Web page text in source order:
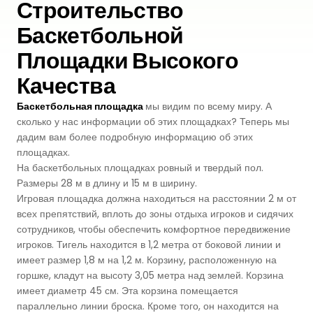
Легкоатлетические Дорожки
Падельные Корты
Падельн Клубы
Падбол Корты
Корт для Пиклбола
Теннисные Корты
Сквош Корты
Стальные Трибуны
Premium
Monoturf
PowerGrass
DuoGrass
Без Заполнителя
Падел Турф
Теннисная Трава
Гольфовая Трава
Гибридная Трава
Система Напылительного Покрытия
Полное ПУ покрытие
ПУ Покрытие
Спортивный Паркет
Спортивный ПВХ
Акриловое Покрытие
Модульное Резиновое Покрытие
СБР
Дренированный Шокпад
ПЭ Шокпад
Кварцевый Песок
Строительство
Баскетбольной
Площадки Высокого
Качества
Баскетбольная площадка мы видим по всему миру. А
сколько у нас информации об этих площадках? Теперь мы
дадим вам более подробную информацию об этих
площадках.
На баскетбольных площадках ровный и твердый пол.
Размеры 28 м в длину и 15 м в ширину.
Игровая площадка должна находиться на расстоянии 2 м от
всех препятствий, вплоть до зоны отдыха игроков и сидячих
сотрудников, чтобы обеспечить комфортное передвижение
игроков. Тигель находится в 1,2 метра от боковой линии и
имеет размер 1,8 м на 1,2 м. Корзину, расположенную на
горшке, кладут на высоту 3,05 метра над землей. Корзина
имеет диаметр 45 см. Эта корзина помещается
параллельно линии броска. Кроме того, он находится на